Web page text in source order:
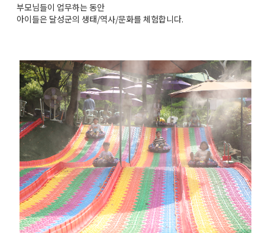
부모님들이 업무하는 동안
아이들은 달성군의 생태/역사/문화를 체험합니다.